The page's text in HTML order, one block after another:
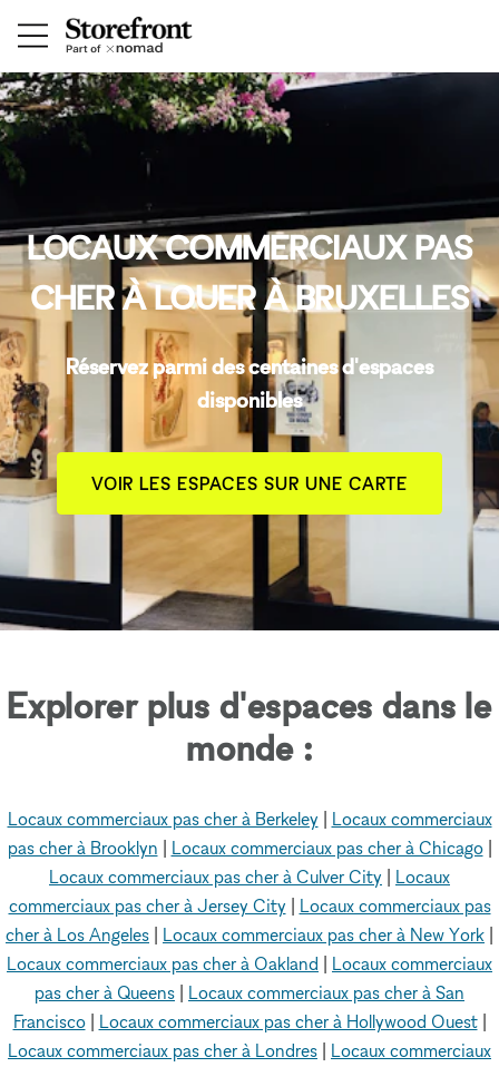
LOCAUX COMMERCIAUX PAS
CHER À LOUER À BRUXELLES
Réservez parmi des centaines d'espaces
disponibles
VOIR LES ESPACES SUR UNE CARTE
Explorer plus d'espaces dans le
monde :
Locaux commerciaux pas cher à Berkeley
Locaux commerciaux
pas cher à Brooklyn
Locaux commerciaux pas cher à Chicago|
Locaux commerciaux pas cher à Culver City
Locaux
commerciaux pas cher à Jersey City
Locaux commerciaux pas
cher à Los Angeles
Locaux commerciaux pas cher à New York
Locaux commerciaux pas cher à Oakland
Locaux commerciaux
pas cher à Queens
Locaux commerciaux pas cher à San
Francisco| Locaux commerciaux pas cher à Hollywood Ouest|
Locaux commerciaux pas cher à Londres
Locaux commerciaux